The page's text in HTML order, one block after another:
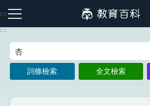
到
主
:::
注音索引圖示 筆畫索引圖示
:::
詞條檢索 全文檢索